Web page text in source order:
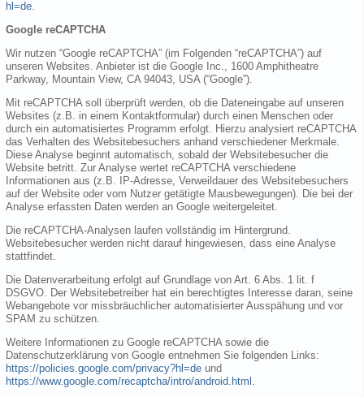
hl=de
Google reCAPTCHA
Wir nutzen “Google reCAPTCHA” (im Folgenden “reCAPTCHA”) auf
unseren Websites. Anbieter ist die Google Inc., 1600 Amphitheatre
Parkway, Mountain View, CA 94043, USA (“Google”).
Mit reCAPTCHA soll überprüft werden, ob die Dateneingabe auf unseren
Websites (z.B. in einem Kontaktformular) durch einen Menschen oder
durch ein automatisiertes Programm erfolgt. Hierzu analysiert reCAPTCHA
das Verhalten des Websitebesuchers anhand verschiedener Merkmale.
Diese Analyse beginnt automatisch, sobald der Websitebesucher die
Website betritt. Zur Analyse wertet reCAPTCHA verschiedene
Informationen aus (z.B. IP-Adresse, Verweildauer des Websitebesuchers
auf der Website oder vom Nutzer getätigte Mausbewegungen). Die bei der
Analyse erfassten Daten werden an Google weitergeleitet.
Die reCAPTCHA-Analysen laufen vollständig im Hintergrund.
Websitebesucher werden nicht darauf hingewiesen, dass eine Analyse
stattfindet.
Die Datenverarbeitung erfolgt auf Grundlage von Art. 6 Abs. 1 lit. f
DSGVO. Der Websitebetreiber hat ein berechtigtes Interesse daran, seine
Webangebote vor missbräuchlicher automatisierter Ausspähung und vor
SPAM zu schützen.
Weitere Informationen zu Google reCAPTCHA sowie die
Datenschutzerklärung von Google entnehmen Sie folgenden Links:
https://policies.google.com/privacy?hl=de und
https://www.google.com/recaptcha/intro/android.html